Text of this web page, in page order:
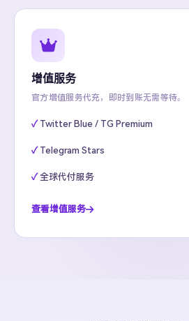
增值服务
官方增值服务代充，即时到账无需等待。
Twitter Blue / TG Premium
Telegram Stars
全球代付服务
查看增值服务